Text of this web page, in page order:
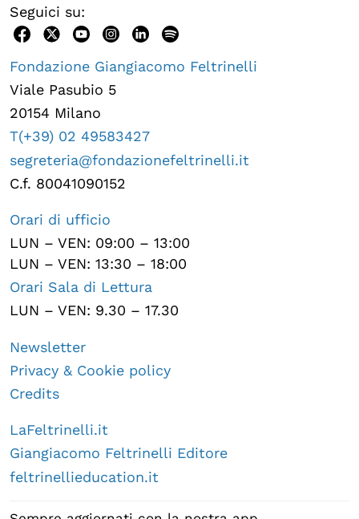
Seguici su:
Fondazione Giangiacomo Feltrinelli
Viale Pasubio 5
20154 Milano
T(+39) 02 49583427
segreteria@fondazionefeltrinelli.it
C.f. 80041090152
Orari di ufficio
LUN – VEN: 09:00 – 13:00
LUN – VEN: 13:30 – 18:00
Orari Sala di Lettura
LUN – VEN: 9.30 – 17.30
Newsletter
Privacy & Cookie policy
Credits
LaFeltrinelli.it
Giangiacomo Feltrinelli Editore
feltrinellieducation.it